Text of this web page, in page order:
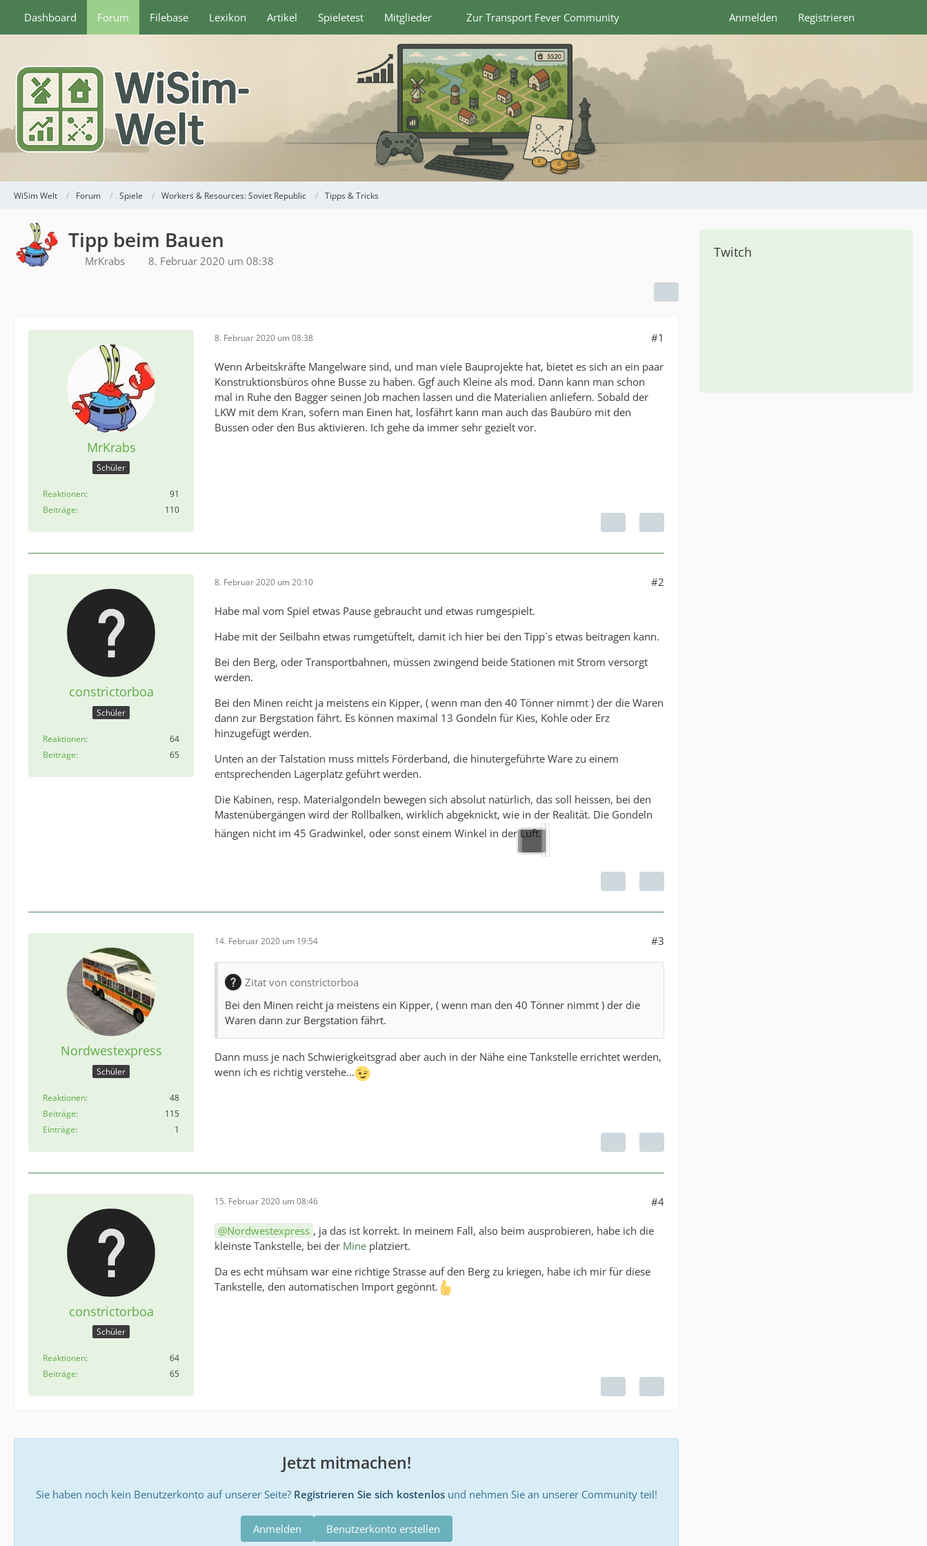
Dashboard Forum Filebase Lexikon Artikel Spieletest Mitglieder Zur Transport Fever Community Anmelden Registrieren
WiSim Welt Forum Spiele Workers & Resources: Soviet Republic Tipps & Tricks
Tipp beim Bauen
MrKrabs 8. Februar 2020 um 08:38
MrKrabs
Schüler
Reaktionen
91
Beiträge
110
8. Februar 2020 um 08:38 #1
Wenn Arbeitskräfte Mangelware sind, und man viele Bauprojekte hat, bietet es sich an ein paar
Konstruktionsbüros ohne Busse zu haben. Ggf auch Kleine als mod. Dann kann man schon
mal in Ruhe den Bagger seinen Job machen lassen und die Materialien anliefern. Sobald der
LKW mit dem Kran, sofern man Einen hat, losfährt kann man auch das Baubüro mit den
Bussen oder den Bus aktivieren. Ich gehe da immer sehr gezielt vor.
constrictorboa
Schüler
Reaktionen
64
Beiträge
65
8. Februar 2020 um 20:10 #2
Habe mal vom Spiel etwas Pause gebraucht und etwas rumgespielt.
Habe mit der Seilbahn etwas rumgetüftelt, damit ich hier bei den Tipp`s etwas beitragen kann.
Bei den Berg, oder Transportbahnen, müssen zwingend beide Stationen mit Strom versorgt
werden.
Bei den Minen reicht ja meistens ein Kipper, ( wenn man den 40 Tönner nimmt ) der die Waren
dann zur Bergstation fährt. Es können maximal 13 Gondeln für Kies, Kohle oder Erz
hinzugefügt werden.
Unten an der Talstation muss mittels Förderband, die hinutergeführte Ware zu einem
entsprechenden Lagerplatz geführt werden.
Die Kabinen, resp. Materialgondeln bewegen sich absolut natürlich, das soll heissen, bei den
Mastenübergängen wird der Rollbalken, wirklich abgeknickt, wie in der Realität. Die Gondeln
hängen nicht im 45 Gradwinkel, oder sonst einem Winkel in der Luft.
Nordwestexpress
Schüler
Reaktionen
48
Beiträge
115
Einträge
1
14. Februar 2020 um 19:54 #3
Zitat von constrictorboa
Bei den Minen reicht ja meistens ein Kipper, ( wenn man den 40 Tönner nimmt ) der die
Waren dann zur Bergstation fährt.
Dann muss je nach Schwierigkeitsgrad aber auch in der Nähe eine Tankstelle errichtet werden,
wenn ich es richtig verstehe...
constrictorboa
Schüler
Reaktionen
64
Beiträge
65
15. Februar 2020 um 08:46 #4
Nordwestexpress , ja das ist korrekt. In meinem Fall, also beim ausprobieren, habe ich die
kleinste Tankstelle, bei der Mine platziert.
Da es echt mühsam war eine richtige Strasse auf den Berg zu kriegen, habe ich mir für diese
Tankstelle, den automatischen Import gegönnt.
Jetzt mitmachen!
Sie haben noch kein Benutzerkonto auf unserer Seite? Registrieren Sie sich kostenlosund nehmen Sie an unserer Community teil!
Benutzerkonto erstellen
Anmelden
Twitch